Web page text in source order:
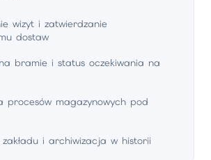
wizyt i zatwierdzanie
dostaw
bramie i status oczekiwania na
procesów magazynowych pod
i archiwizacja w historii